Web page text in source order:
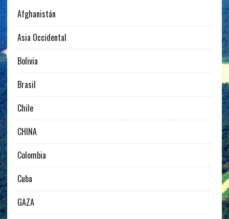
Afghanistán
Asia Occidental
Bolivia
Brasil
Chile
CHINA
Colombia
Cuba
GAZA